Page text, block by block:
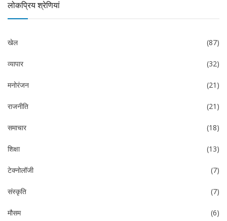
लोकप्रिय श्रेणियां
खेल (87)
व्यापार (32)
मनोरंजन (21)
राजनीति (21)
समाचार (18)
शिक्षा (13)
टेक्नोलॉजी (7)
संस्कृति (7)
मौसम (6)